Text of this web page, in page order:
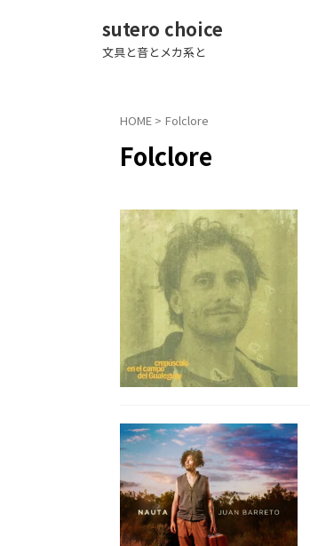
sutero choice
文具と音とメカ系と
HOME > Folclore
Folclore